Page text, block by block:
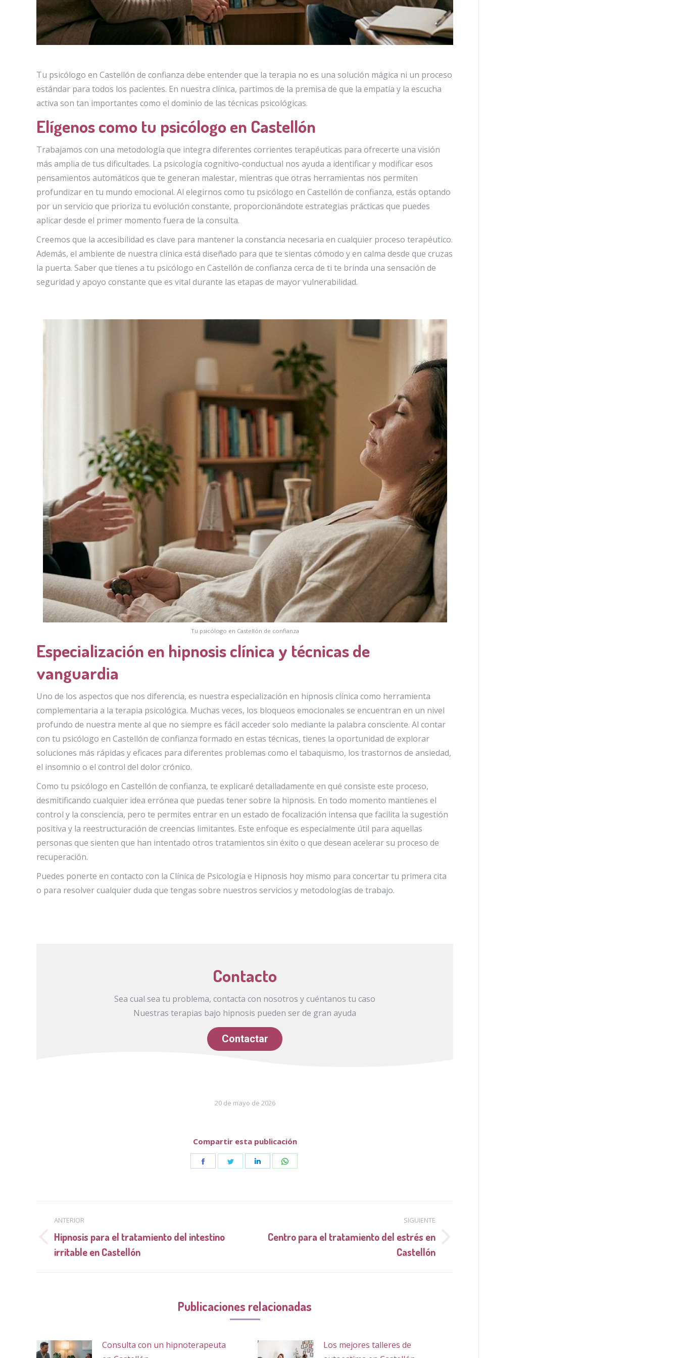
Tu psicólogo en Castellón de confianza debe entender que la terapia no es una solución mágica ni un proceso
estándar para todos los pacientes. En nuestra clínica, partimos de la premisa de que la empatía y la escucha
activa son tan importantes como el dominio de las técnicas psicológicas.
Elígenos como tu psicólogo en Castellón
Trabajamos con una metodología que integra diferentes corrientes terapéuticas para ofrecerte una visión
más amplia de tus dificultades. La psicología cognitivo-conductual nos ayuda a identificar y modificar esos
pensamientos automáticos que te generan malestar, mientras que otras herramientas nos permiten
profundizar en tu mundo emocional. Al elegirnos como tu psicólogo en Castellón de confianza, estás optando
por un servicio que prioriza tu evolución constante, proporcionándote estrategias prácticas que puedes
aplicar desde el primer momento fuera de la consulta.
Creemos que la accesibilidad es clave para mantener la constancia necesaria en cualquier proceso terapéutico.
Además, el ambiente de nuestra clínica está diseñado para que te sientas cómodo y en calma desde que cruzas
la puerta. Saber que tienes a tu psicólogo en Castellón de confianza cerca de ti te brinda una sensación de
seguridad y apoyo constante que es vital durante las etapas de mayor vulnerabilidad.
Tu psicólogo en Castellón de confianza
Especialización en hipnosis clínica y técnicas de
vanguardia
Uno de los aspectos que nos diferencia, es nuestra especialización en hipnosis clínica como herramienta
complementaria a la terapia psicológica. Muchas veces, los bloqueos emocionales se encuentran en un nivel
profundo de nuestra mente al que no siempre es fácil acceder solo mediante la palabra consciente. Al contar
con tu psicólogo en Castellón de confianza formado en estas técnicas, tienes la oportunidad de explorar
soluciones más rápidas y eficaces para diferentes problemas como el tabaquismo, los trastornos de ansiedad,
el insomnio o el control del dolor crónico.
Como tu psicólogo en Castellón de confianza, te explicaré detalladamente en qué consiste este proceso,
desmitificando cualquier idea errónea que puedas tener sobre la hipnosis. En todo momento mantienes el
control y la consciencia, pero te permites entrar en un estado de focalización intensa que facilita la sugestión
positiva y la reestructuración de creencias limitantes. Este enfoque es especialmente útil para aquellas
personas que sienten que han intentado otros tratamientos sin éxito o que desean acelerar su proceso de
recuperación.
Puedes ponerte en contacto con la Clínica de Psicología e Hipnosis hoy mismo para concertar tu primera cita
o para resolver cualquier duda que tengas sobre nuestros servicios y metodologías de trabajo.
Contacto
Sea cual sea tu problema, contacta con nosotros y cuéntanos tu caso
Nuestras terapias bajo hipnosis pueden ser de gran ayuda
Contactar
20 de mayo de 2026
Compartir esta publicación
Share Share
Share Share
entre
publicaciones
ANTERIOR
Publicación
anterior:
Hipnosis para el tratamiento del intestino
irritable en Castellón
SIGUIENTE
Publicación
Centro para el tratamiento del estrés en
Castellón
Publicaciones relacionadas
Consulta con un hipnoterapeuta
Los mejores talleres de